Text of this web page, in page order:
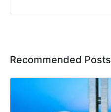
Recommended Posts